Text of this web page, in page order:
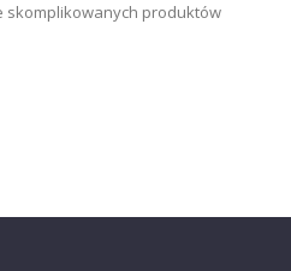
skomplikowanych produktów